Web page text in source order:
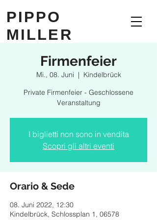
PIPPO
MILLER
Firmenfeier
Mi., 08. Juni
  |
Kindelbrück
Private Firmenfeier - Geschlossene
Veranstaltung
I biglietti non sono in vendita
Scopri gli altri eventi
Orario & Sede
08. Juni 2022, 12:30
Kindelbrück, Schlossplan 1, 06578